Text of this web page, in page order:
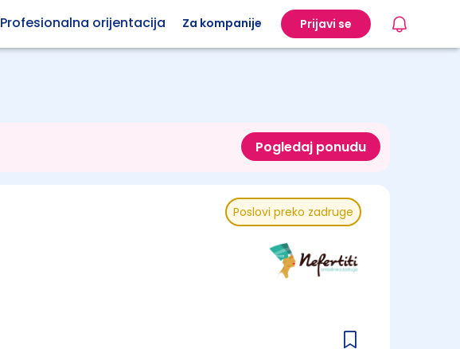
Profesionalna orijentacija Za kompanije Prijavi se
Pogledaj ponudu
Poslovi preko zadruge